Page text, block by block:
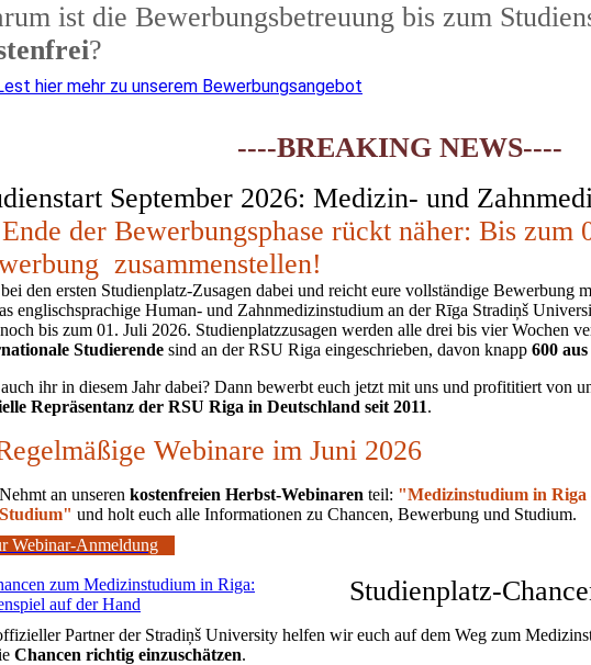
ist die Bewerbungsbetreuung bis zum
?
hier mehr zu unserem Bewerbungsangebot
----BREAKING NEWS----
September 2026: Medizin- und
der Bewerbungsphase rückt näher: Bis zum
zusammenstellen!
den ersten Studienplatz-Zusagen dabei und reicht eure vollständige Bewerbung
englischsprachige Human- und Zahnmedizinstudium an der Rīga Stradiņš
bis zum 01. Juli 2026. Studienplatzzusagen werden alle drei bis vier Wochen
Studierende sind an der RSU Riga eingeschrieben, davon knapp 600
ihr in diesem Jahr dabei? Dann bewerbt euch jetzt mit uns und profititiert von
Repräsentanz der RSU Riga in Deutschland seit 2011.
Webinare im Juni 2026
Nehmt an unseren kostenfreien Herbst-Webinaren teil: "Medizinstudium in Riga
Studium" und holt euch alle Informationen zu Chancen, Bewerbung und Studium.
Webinar-Anmeldung
Studienplatz-
Partner der Stradiņš University helfen wir euch auf dem Weg zum
Chancen richtig einzuschätzen.